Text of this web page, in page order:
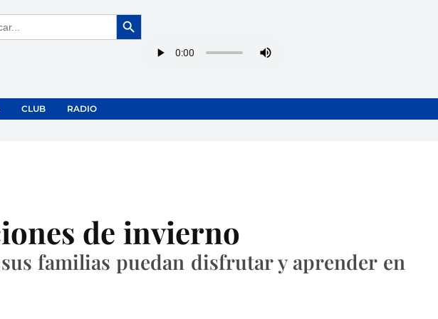
Botón de búsqueda
CLUB RADIO
de invierno
familias puedan disfrutar y aprender en